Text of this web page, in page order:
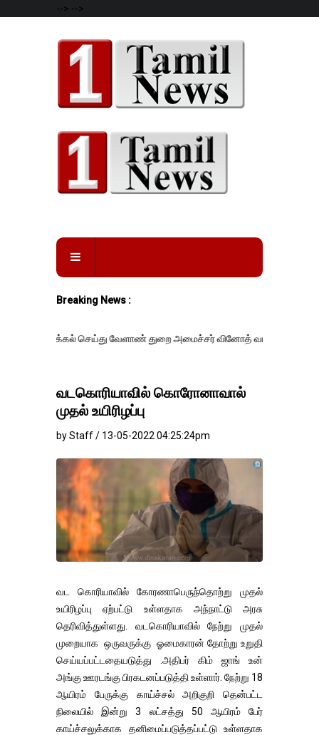
--> -->
Breaking News :
செய்து வேளாண் துறை அமைச்சர் வினோத் வாசித்து வருகிறார். �.
வடகொரியாவில் கொரோனாவால்
முதல் உயிரிழப்பு
by Staff / 13-05-2022 04:25:24pm
வட கொரியாவில் கோரணாபெருந்தொற்று முதல்
உயிரிழப்பு ஏற்பட்டு உள்ளதாக அந்நாட்டு அரசு
தெரிவித்துள்ளது. வடகொரியாவில் நேற்று முதல்
முறையாக ஒருவருக்கு ஓமைகாரன் தோற்று உறுதி
செய்யப்பட்டதையடுத்து .அதிபர் கிம் ஜாங் உன்
அங்கு ஊரடங்கு பிரகடனப்படுத்தி உள்ளார். நேற்று 18
ஆயிரம் பேருக்கு காய்ச்சல் அறிகுறி தென்பட்ட
நிலையில் இன்று 3 லட்சத்து 50 ஆயிரம் பேர்
காய்ச்சலுக்காக தனிமைப்படுத்தப்பட்டு உள்ளதாக